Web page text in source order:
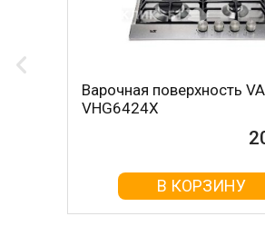
Варочная поверхность
VHG6424X
В КОРЗИНУ